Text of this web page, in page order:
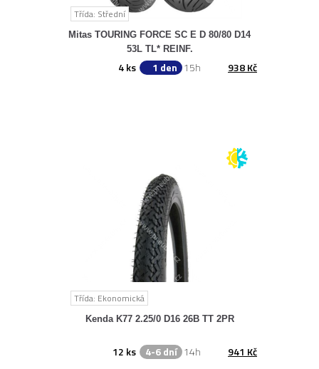
Třída: Střední
Mitas TOURING FORCE SC E D 80/80 D14
53L TL* REINF.
938 Kč
15h
1 den
4 ks
Třída: Ekonomická
Kenda K77 2.25/0 D16 26B TT 2PR
941 Kč
14h
4-6 dní
12 ks